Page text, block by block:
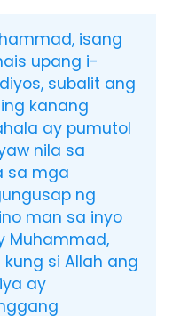
isang
upang i-
subalit ang
kanang
ay pumutol
nila sa
sa mga
ng
man sa inyo
Muhammad,
si Allah ang
ay